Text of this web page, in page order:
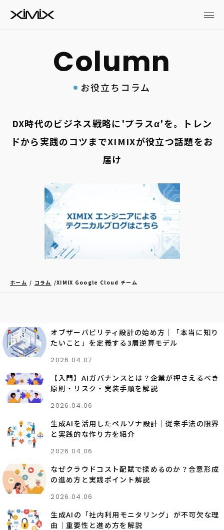
お役立ちコラム
DX時代のビジネス戦略に'プラスα'を。トレン
ドから実践のコツまでXIMIXが役立つ話題をお
届け
ホーム コラム XIMIX Google Cloud チーム
オブザーバビリティ設計の始め方｜「本当に知り
たいこと」を定義する3層逆算モデル
2026.04.07
【入門】AIガバナンスとは？企業が押さえるべき
原則・リスク・実装手順を解説
2026.04.06
生成AIを活用したペルソナ設計｜従来手法の限界
と実践的な作り方を紹介
2026.04.06
なぜクラウドコスト配賦で揉めるのか？合意形成
の進め方と実践ポイント解説
2026.04.06
生成AIの「社内利用モニタリング」が不可欠な理
由｜重要性と進め方を解説